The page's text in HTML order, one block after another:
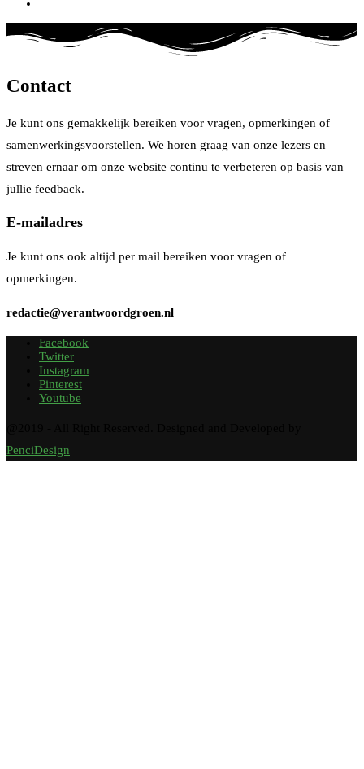
Contact
Je kunt ons gemakkelijk bereiken voor vragen, opmerkingen of
samenwerkingsvoorstellen. We horen graag van onze lezers en
streven ernaar om onze website continu te verbeteren op basis van
jullie feedback.
E-mailadres
Je kunt ons ook altijd per mail bereiken voor vragen of
opmerkingen.
redactie@verantwoordgroen.nl
Facebook
Twitter
Instagram
Pinterest
Youtube
PenciDesign